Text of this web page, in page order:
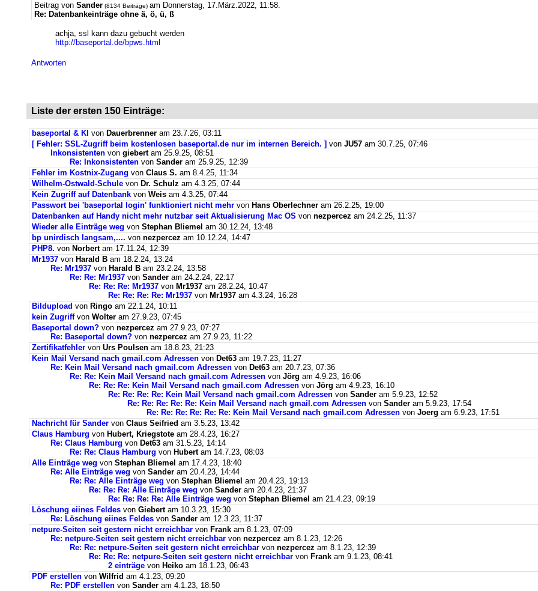
Beitrag von Sander (8134 Beiträge) am Donnerstag, 17.März.2022, 11:58.
Re: Datenbankeinträge ohne ä, ö, ü, ß
achja, ssl kann dazu gebucht werden
http://baseportal.de/bpws.html
Antworten
Liste der ersten 150 Einträge:
baseportal & KI von Dauerbrenner am 23.7.26, 03:11
[ Fehler: SSL-Zugriff beim kostenlosen baseportal.de nur im internen Bereich. ] von JU57 am 30.7.25, 07:46
Inkonsistenten von giebertam 25.9.25, 08:51
Re: Inkonsistenten von Sander am 25.9.25, 12:39
Fehler im Kostnix-Zugang von Claus S. am 8.4.25, 11:34
Wilhelm-Ostwald-Schule von Dr. Schulz am 4.3.25, 07:44
Kein Zugriff auf Datenbank von Weis am 4.3.25, 07:44
Passwort bei 'baseportal login' funktioniert nicht mehr von Hans Oberlechner am 26.2.25, 19:00
Datenbanken auf Handy nicht mehr nutzbar seit Aktualisierung Mac OS von nezpercez am 24.2.25, 11:37
Wieder alle Einträge weg von Stephan Bliemel am 30.12.24, 13:48
bp unirdisch langsam,.... von nezpercez am 10.12.24, 14:47
PHP8. von Norbertam 17.11.24, 12:39
Mr1937 von Harald B am 18.2.24, 13:24
Re: Mr1937 von Harald B am 23.2.24, 13:58
Re: Re: Mr1937 von Sander am 24.2.24, 22:17
Re: Re: Re: Mr1937 von Mr1937 am 28.2.24, 10:47
Re: Re: Re: Re: Mr1937 von Mr1937 am 4.3.24, 16:28
Bildupload von Ringo am 22.1.24, 10:11
kein Zugriffvon Wolter am 27.9.23, 07:45
Baseportal down? von nezpercez am 27.9.23, 07:27
Re: Baseportal down? von nezpercez am 27.9.23, 11:22
Zertifikatfehler von Urs Poulsen am 18.8.23, 21:23
Kein Mail Versand nach gmail.com Adressen von Det63 am 19.7.23, 11:27
Re: Kein Mail Versand nach gmail.com Adressen von Det63 am 20.7.23, 07:36
Re: Re: Kein Mail Versand nach gmail.com Adressen von Jörg am 4.9.23, 16:06
Re: Re: Re: Kein Mail Versand nach gmail.com Adressen von Jörg am 4.9.23, 16:10
Re: Re: Re: Re: Kein Mail Versand nach gmail.com Adressen von Sander am 5.9.23, 12:52
Re: Re: Re: Re: Re: Kein Mail Versand nach gmail.com Adressen von Sander am 5.9.23, 17:54
Re: Re: Re: Re: Re: Re: Kein Mail Versand nach gmail.com Adressen von Joerg am 6.9.23, 17:51
Nachricht für Sander von Claus Seifried am 3.5.23, 13:42
Claus Hamburg von Hubert, Kriegstote am 28.4.23, 16:27
Re: Claus Hamburg von Det63 am 31.5.23, 14:14
Re: Re: Claus Hamburg von Hubertam 14.7.23, 08:03
Alle Einträge weg von Stephan Bliemel am 17.4.23, 18:40
Re: Alle Einträge weg von Sander am 20.4.23, 14:44
Re: Re: Alle Einträge weg von Stephan Bliemel am 20.4.23, 19:13
Re: Re: Re: Alle Einträge weg von Sander am 20.4.23, 21:37
Re: Re: Re: Re: Alle Einträge weg von Stephan Bliemel am 21.4.23, 09:19
Löschung eiines Feldes von Giebertam 10.3.23, 15:30
Re: Löschung eiines Feldes von Sander am 12.3.23, 11:37
netpure-Seiten seit gestern nicht erreichbar von Frank am 8.1.23, 07:09
Re: netpure-Seiten seit gestern nicht erreichbar von nezpercez am 8.1.23, 12:26
Re: Re: netpure-Seiten seit gestern nicht erreichbar von nezpercez am 8.1.23, 12:39
Re: Re: Re: netpure-Seiten seit gestern nicht erreichbar von Frank am 9.1.23, 08:41
2 einträge von Heiko am 18.1.23, 06:43
PDF erstellen von Wilfrid am 4.1.23, 09:20
Re: PDF erstellen von Sander am 4.1.23, 18:50